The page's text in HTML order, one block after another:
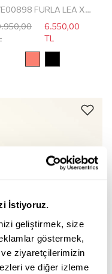
İstiyoruz.
geliştirmek, size
göstermek,
ziyaretçilerimizin
ve diğer izleme
WE00898 FURLA LEA XL POUCH
6.550,00
TL